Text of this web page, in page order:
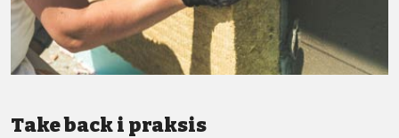
Take back i praksis